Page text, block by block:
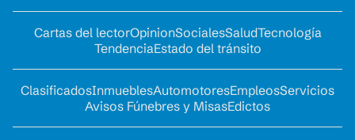
Cartas del lectorOpinionSocialesSaludTecnología
TendenciaEstado del tránsito
ClasificadosInmueblesAutomotoresEmpleosServicios
Avisos Fúnebres y MisasEdictos